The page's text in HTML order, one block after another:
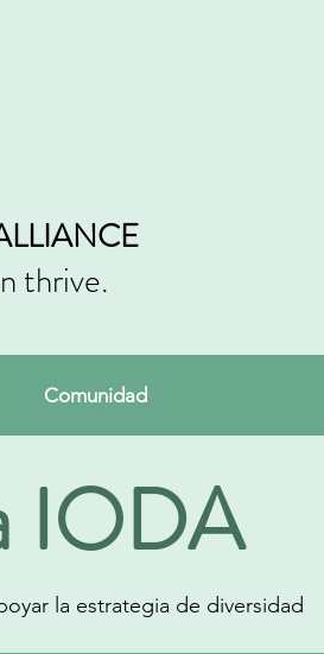
thrive.
Comunidad
IODA
la estrategia de diversidad